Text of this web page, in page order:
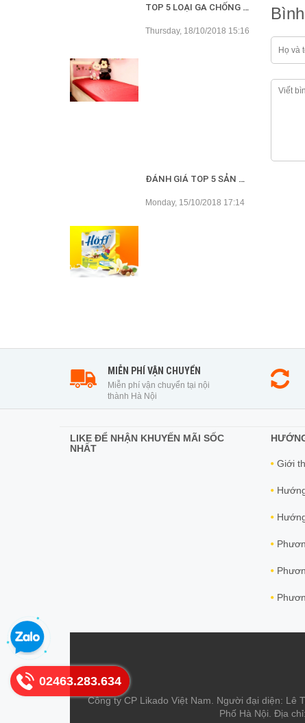
TOP 5 LOẠI GA CHỐNG THẤM TỐT NHẤT HIỆN NAY
Thursday, 18/10/2018 15:16
ĐÁNH GIÁ TOP 5 SẢN PHẨM VÁNG SỮA CHO BÉ TỐT NHẤT HIỆN NAY
Monday, 15/10/2018 17:14
MIỄN PHÍ VẬN CHUYỂN
Miễn phí vận chuyển tại nội
thành Hà Nội
LIKE ĐỂ NHẬN KHUYẾN MÃI SỐC
NHẤT
Giới
Công ty CP Likado Việt Nam. Người đại diện: Lê
Phố Hà Nội. Địa
02463.283.634